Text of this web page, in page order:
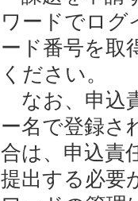
ワードでログ
ード番号を取
ください。
なお、申込
ー名で登録さ
合は、申込責
提出する必要